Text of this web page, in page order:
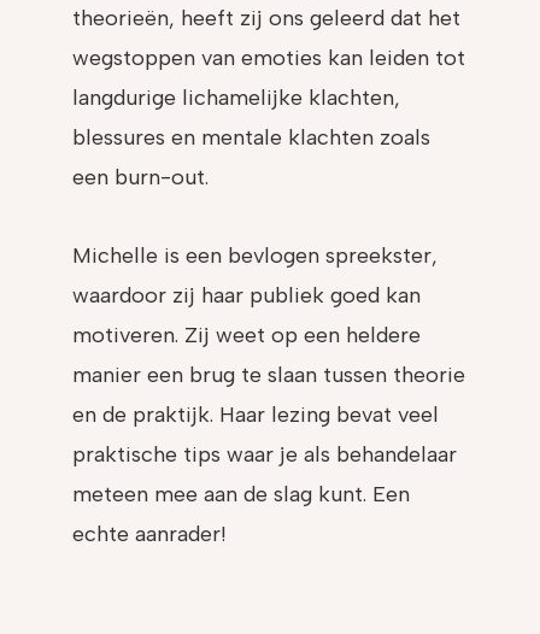
theorieën, heeft zij ons geleerd dat het
wegstoppen van emoties kan leiden tot
langdurige lichamelijke klachten,
blessures en mentale klachten zoals
een burn-out.
Michelle is een bevlogen spreekster,
waardoor zij haar publiek goed kan
motiveren. Zij weet op een heldere
manier een brug te slaan tussen theorie
en de praktijk. Haar lezing bevat veel
praktische tips waar je als behandelaar
meteen mee aan de slag kunt. Een
echte aanrader!